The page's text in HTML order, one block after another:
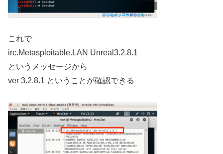
これで
irc.Metasploitable.LAN Unreal3.2.8.1
というメッセージから
ver 3.2.8.1 ということが確認できる